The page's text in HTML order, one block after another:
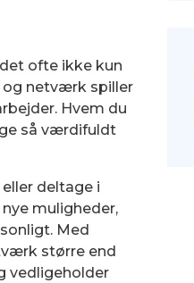
ofte ikke kun
og netværk spiller
Hvem du
så værdifuldt
deltage i
muligheder,
Med
større end
vedligeholder